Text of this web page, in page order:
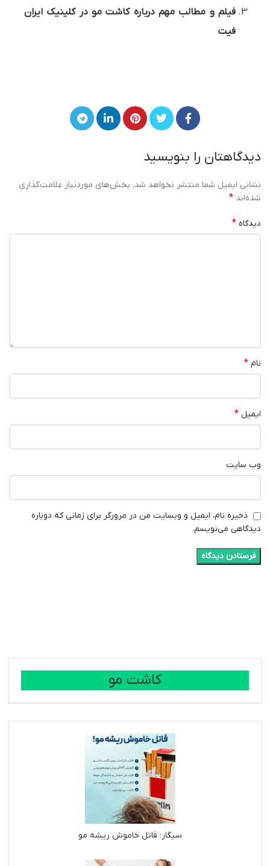
فیلم و مطالب مهم درباره کاشت مو در کلینیک ایران
فیت
دیدگاهتان را بنویسید
نشانی ایمیل شما منتشر نخواهد شد. بخش‌های موردنیاز علامت‌گذاری
شده‌اند *
دیدگاه *
نام *
ایمیل *
وب‌ سایت
ذخیره نام، ایمیل و وبسایت من در مرورگر برای زمانی که دوباره
دیدگاهی می‌نویسم.
کاشت مو
سیگار؛ قاتل خاموش ریشه مو